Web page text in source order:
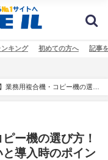
キング 初めての方へ 記事
業務用複合機・コピー機の選び
ー機の選び方！
導入時のポイン